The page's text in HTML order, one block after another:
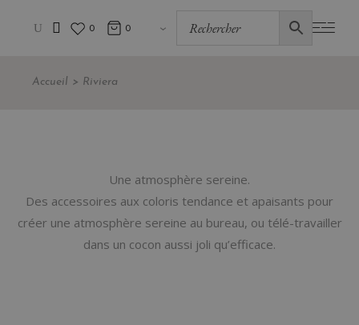
0 0
Accueil Riviera
Une atmosphère sereine.
Des accessoires aux coloris tendance et apaisants pour
créer une atmosphère sereine au bureau, ou télé-travailler
dans un cocon aussi joli qu’efficace.